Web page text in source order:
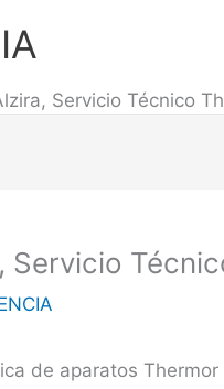
Servicio Técnico
Servicio
de aparatos